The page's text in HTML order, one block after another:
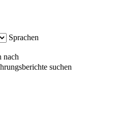
Sprachen
nach
suchen